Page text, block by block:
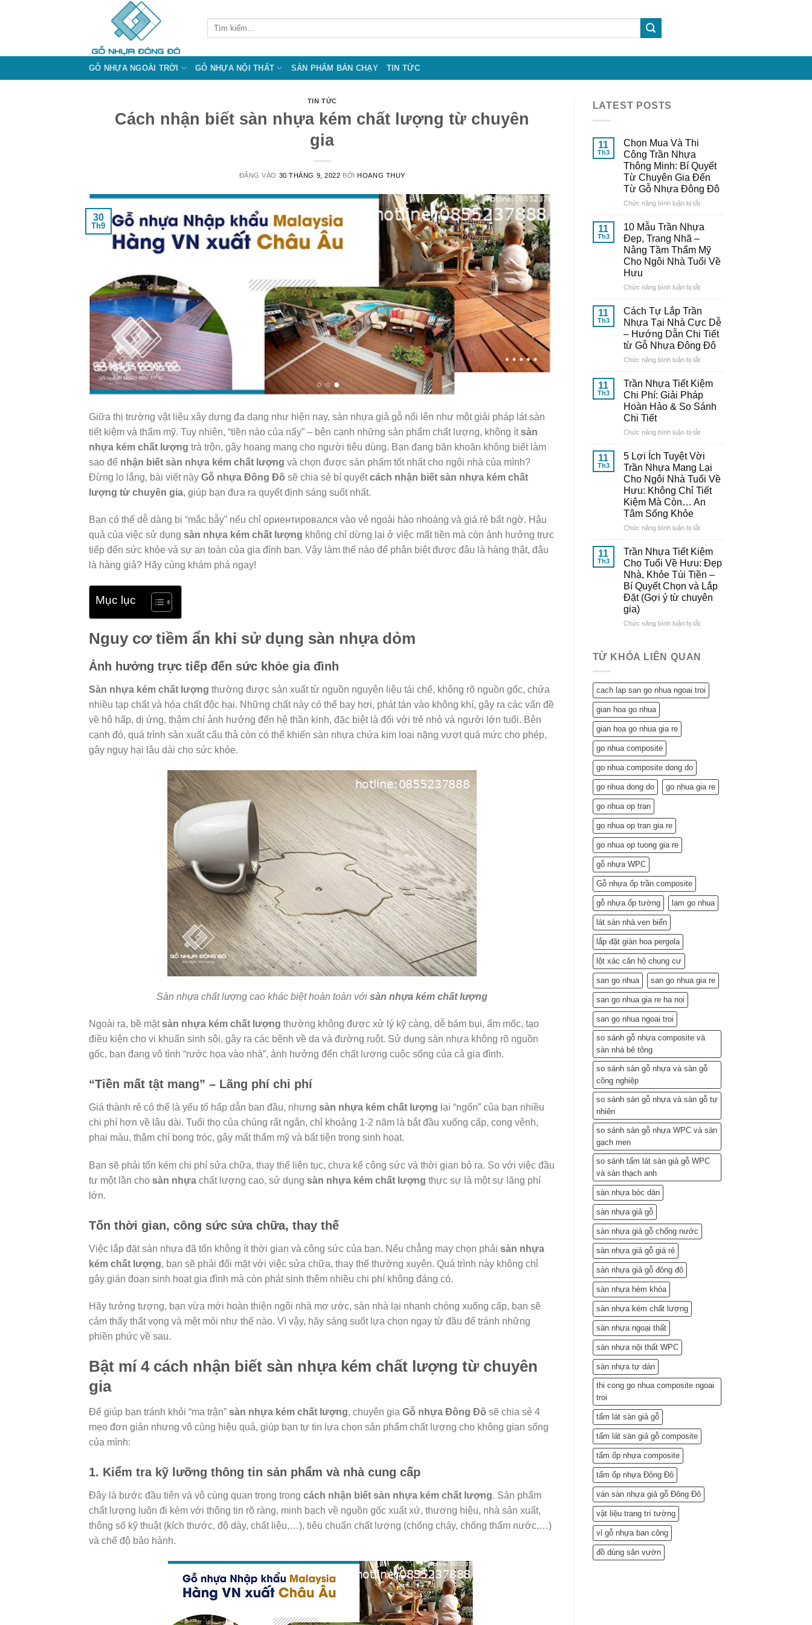
Tìm
GỖ NHỰA NGOÀI TRỜI GỖ NHỰA NỘI THẤT SẢN PHẨM BÁN CHẠY TIN TỨC
TIN TỨC
Cách nhận biết sàn nhựa kém chất lượng từ chuyên
gia
ĐĂNG VÀO 30 THÁNG 9, 2022 BỞIHOANG THUY
30
Th9
Giữa thị trường vật liệu xây dựng đa dạng như hiện nay, sàn nhựa giả gỗ nổi lên như một giải pháp lát sàn
tiết kiệm và thẩm mỹ. Tuy nhiên, “tiền nào của nấy” – bên cạnh những sản phẩm chất lượng, không ítsàn
nhựa kém chất lượng trà trộn, gây hoang mang cho người tiêu dùng. Bạn đang băn khoăn không biết làm
sao để nhận biết sàn nhựa kém chất lượng và chọn được sản phẩm tốt nhất cho ngôi nhà của mình?
Đừng lo lắng, bài viết này Gỗ nhựa Đông Đô sẽ chia sẻ bí quyếtcách nhận biết sàn nhựa kém chất
lượng từ chuyên gia, giúp bạn đưa ra quyết định sáng suốt nhất.
Bạn có thể dễ dàng bị “mắc bẫy” nếu chỉ ориентировался vào vẻ ngoài hào nhoáng và giá rẻ bất ngờ. Hậu
quả của việc sử dụng sàn nhựa kém chất lượng không chỉ dừng lại ở việc mất tiền mà còn ảnh hưởng trực
tiếp đến sức khỏe và sự an toàn của gia đình bạn. Vậy làm thế nào để phân biệt được đâu là hàng thật, đâu
là hàng giả? Hãy cùng khám phá ngay!
Mục lục
Nguy cơ tiềm ẩn khi sử dụng sàn nhựa dỏm
Ảnh hưởng trực tiếp đến sức khỏe gia đình
Sàn nhựa kém chất lượng thường được sản xuất từ nguồn nguyên liệu tái chế, không rõ nguồn gốc, chứa
nhiều tạp chất và hóa chất độc hại. Những chất này có thể bay hơi, phát tán vào không khí, gây ra các vấn đề
về hô hấp, dị ứng, thậm chí ảnh hưởng đến hệ thần kinh, đặc biệt là đối với trẻ nhỏ và người lớn tuổi. Bên
cạnh đó, quá trình sản xuất cẩu thả còn có thể khiến sàn nhựa chứa kim loại nặng vượt quá mức cho phép,
gây nguy hại lâu dài cho sức khỏe.
Sàn nhựa chất lượng cao khác biệt hoàn toàn vớisàn nhựa kém chất lượng
Ngoài ra, bề mặtsàn nhựa kém chất lượng thường không được xử lý kỹ càng, dễ bám bụi, ẩm mốc, tạo
điều kiện cho vi khuẩn sinh sôi, gây ra các bệnh về da và đường ruột. Sử dụng sàn nhựa không rõ nguồn
gốc, bạn đang vô tình “rước họa vào nhà”, ảnh hưởng đến chất lượng cuộc sống của cả gia đình.
“Tiền mất tật mang” – Lãng phí chi phí
Giá thành rẻ có thể là yếu tố hấp dẫn ban đầu, nhưng sàn nhựa kém chất lượng lại “ngốn” của bạn nhiều
chi phí hơn về lâu dài. Tuổi thọ của chúng rất ngắn, chỉ khoảng 1-2 năm là bắt đầu xuống cấp, cong vênh,
phai màu, thậm chí bong tróc, gây mất thẩm mỹ và bất tiện trong sinh hoạt.
Bạn sẽ phải tốn kém chi phí sửa chữa, thay thế liên tục, chưa kể công sức và thời gian bỏ ra. So với việc đầu
tư một lần cho sàn nhựa chất lượng cao, sử dụng sàn nhựa kém chất lượng thực sự là một sự lãng phí
lớn.
Tốn thời gian, công sức sửa chữa, thay thế
Việc lắp đặt sàn nhựa đã tốn không ít thời gian và công sức của bạn. Nếu chẳng may chọn phải sàn nhựa
kém chất lượng, bạn sẽ phải đối mặt với việc sửa chữa, thay thế thường xuyên. Quá trình này không chỉ
gây gián đoạn sinh hoạt gia đình mà còn phát sinh thêm nhiều chi phí không đáng có.
Hãy tưởng tượng, bạn vừa mới hoàn thiện ngôi nhà mơ ước, sàn nhà lại nhanh chóng xuống cấp, bạn sẽ
cảm thấy thất vọng và mệt mỏi như thế nào. Vì vậy, hãy sáng suốt lựa chọn ngay từ đầu để tránh những
phiền phức về sau.
Bật mí 4 cách nhận biết sàn nhựa kém chất lượng từ chuyên
gia
Để giúp bạn tránh khỏi “ma trận” sàn nhựa kém chất lượng, chuyên gia Gỗ nhựa Đông Đô sẽ chia sẻ 4
mẹo đơn giản nhưng vô cùng hiệu quả, giúp bạn tự tin lựa chọn sản phẩm chất lượng cho không gian sống
của mình:
1. Kiểm tra kỹ lưỡng thông tin sản phẩm và nhà cung cấp
Đây là bước đầu tiên và vô cùng quan trọng trong cách nhận biết sàn nhựa kém chất lượng. Sản phẩm
chất lượng luôn đi kèm với thông tin rõ ràng, minh bạch về nguồn gốc xuất xứ, thương hiệu, nhà sản xuất,
thông số kỹ thuật (kích thước, độ dày, chất liệu,…), tiêu chuẩn chất lượng (chống cháy, chống thấm nước,…)
và chế độ bảo hành.
LATEST POSTS
11
Th3
Chọn Mua Và Thi
Công Trần Nhựa
Thông Minh: Bí Quyết
Từ Chuyên Gia Đến
Từ Gỗ Nhựa Đông Đô
Chức năng bình luận bị tắtở
Công
Trần
Thông
Quyết
Từ
Chuyên
Gia
Đến
Nhựa
Đông
Đô
11
Th3
10 Mẫu Trần Nhựa
Đẹp, Trang Nhã –
Nâng Tầm Thẩm Mỹ
Cho Ngôi Nhà Tuổi Về
Hưu
Chức năng bình luận bị tắtở
Trần
Nhựa
Đẹp,
Trang
Nhã
Nâng
Tầm
Thẩm
Mỹ
Ngôi
Tuổi
Về
Hưu
11
Th3
Cách Tự Lắp Trần
Nhựa Tại Nhà Cực Dễ
– Hướng Dẫn Chi Tiết
từ Gỗ Nhựa Đông Đô
Chức năng bình luận bị tắtở
Tự
Lắp
Trần
Nhựa
Nhà
Dễ
–
Hướng
Dẫn
Chi
Tiết
Đô
11
Th3
Trần Nhựa Tiết Kiệm
Chi Phí: Giải Pháp
Hoàn Hảo & So Sánh
Chi Tiết
Chức năng bình luận bị tắtở
Nhựa
Tiết
Kiệm
Chi
Phí:
Giải
So
Sánh
Chi
Tiết
11
Th3
5 Lợi Ích Tuyệt Vời
Trần Nhựa Mang Lại
Cho Ngôi Nhà Tuổi Về
Hưu: Không Chỉ Tiết
Kiệm Mà Còn… An
Tâm Sống Khỏe
Chức năng bình luận bị tắtở
Lợi
Ích
Tuyệt
Vời
Trần
Nhựa
Tuổi
Hưu:
Không
Khỏe
11
Th3
Trần Nhựa Tiết Kiệm
Cho Tuổi Về Hưu: Đẹp
Nhà, Khỏe Túi Tiền –
Bí Quyết Chọn và Lắp
Đặt (Gợi ý từ chuyên
gia)
Chức năng bình luận bị tắtở
Tiết
Tuổi
Về
Quyết
Chọn
TỪ KHÓA LIÊN QUAN
cach lap san go nhua ngoai troi
gian hoa go nhua
gian hoa go nhua gia re
go nhua composite
go nhua composite dong do
go nhua dong do go nhua gia re
go nhua op tran
go nhua op tran gia re
go nhua op tuong gia re
gỗ nhựa WPC
Gỗ nhựa ốp trần composite
gỗ nhựa ốp tường lam go nhua
lát sàn nhà ven biển
lắp đặt giàn hoa pergola
lột xác căn hộ chung cư
san go nhua san go nhua gia re
san go nhua gia re ha noi
san go nhua ngoai troi
so sánh gỗ nhựa composite và
sàn nhà bê tông
so sánh sàn gỗ nhựa và sàn gỗ
công nghiệp
so sánh sàn gỗ nhựa và sàn gỗ tự
nhiên
so sánh sàn gỗ nhựa WPC và sàn
gạch men
so sánh tấm lát sàn giả gỗ WPC
và sàn thạch anh
sàn nhựa bóc dán
sàn nhựa giả gỗ
sàn nhựa giả gỗ chống nước
sàn nhựa giả gỗ giá rẻ
sàn nhựa giả gỗ đông đô
sàn nhựa hèm khóa
sàn nhựa kém chất lượng
sàn nhựa ngoại thất
sàn nhựa nội thất WPC
sàn nhựa tự dán
thi cong go nhua composite ngoai
troi
tấm lát sàn giả gỗ
tấm lát sàn giả gỗ composite
tấm ốp nhựa composite
tấm ốp nhựa Đông Đô
ván sàn nhựa giả gỗ Đông Đô
vật liệu trang trí tường
vỉ gỗ nhựa ban công
đồ dùng sân vườn